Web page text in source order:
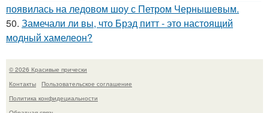
появилась на ледовом шоу с Петром Чернышевым.
50. Замечали ли вы, что Брэд питт - это настоящий
модный хамелеон?
© 2026 Красивые прически
Контакты
Пользовательское соглашение
Политика конфидециальности